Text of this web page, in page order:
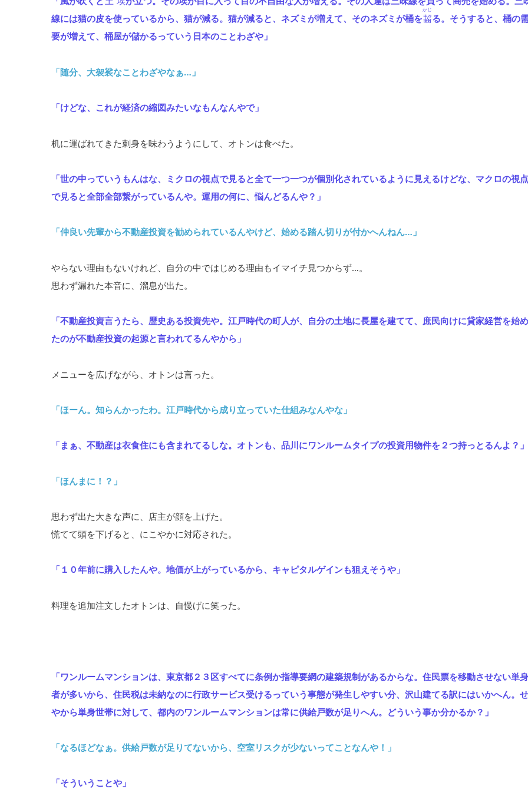
線には猫の皮を使っているから、猫が減る。猫が減ると、ネズミが増えて、そのネズミが桶を齧
かじ
る。そうすると、桶の
要が増えて、桶屋が儲かるっていう日本のことわざや」
「随分、大袈裟なことわざやなぁ…」
「けどな、これが経済の縮図みたいなもんなんやで」
机に運ばれてきた刺身を味わうようにして、オトンは食べた。
「世の中っていうもんはな、ミクロの視点で見ると全て一つ一つが個別化されているように見えるけどな、マクロの視点
で見ると全部全部繋がっているんや。運用の何に、悩んどるんや？」
「仲良い先輩から不動産投資を勧められているんやけど、始める踏ん切りが付かへんねん…」
やらない理由もないけれど、自分の中ではじめる理由もイマイチ見つからず…。
思わず漏れた本音に、溜息が出た。
「不動産投資言うたら、歴史ある投資先や。江戸時代の町人が、自分の土地に長屋を建てて、庶民向けに貸家経営を始め
たのが不動産投資の起源と言われてるんやから」
メニューを広げながら、オトンは言った。
「ほーん。知らんかったわ。江戸時代から成り立っていた仕組みなんやな」
「まぁ、不動産は衣食住にも含まれてるしな。オトンも、品川にワンルームタイプの投資用物件を２つ持っとるんよ？」
「ほんまに！？」
思わず出た大きな声に、店主が顔を上げた。
慌てて頭を下げると、にこやかに対応された。
「１０年前に購入したんや。地価が上がっているから、キャピタルゲインも狙えそうや」
料理を追加注文したオトンは、自慢げに笑った。
「ワンルームマンションは、東京都２３区すべてに条例か指導要網の建築規制があるからな。住民票を移動させない単身
者が多いから、住民税は未納なのに行政サービス受けるっていう事態が発生しやすい分、沢山建てる訳にはいかへん。せ
やから単身世帯に対して、都内のワンルームマンションは常に供給戸数が足りへん。どういう事か分かるか？」
「なるほどなぁ。供給戸数が足りてないから、空室リスクが少ないってことなんや！」
「そういうことや」